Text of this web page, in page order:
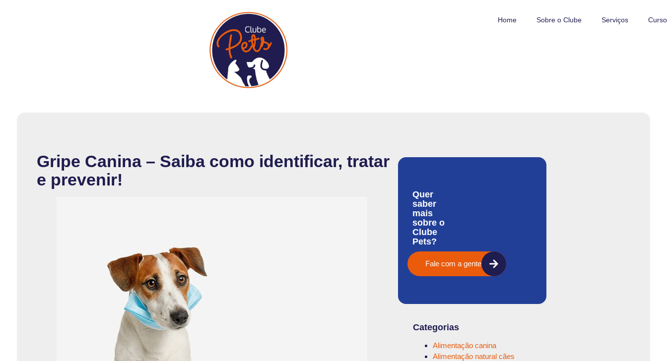
Home Sobre o Clube Serviços
Gripe Canina – Saiba como identificar, tratar
e prevenir!
Quer
saber
mais
sobre o
Clube
Pets?
Fale com a gente
Categorias
Alimentação canina
Alimentação natural cães